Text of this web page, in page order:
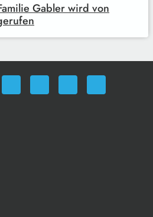
Gabler wird von